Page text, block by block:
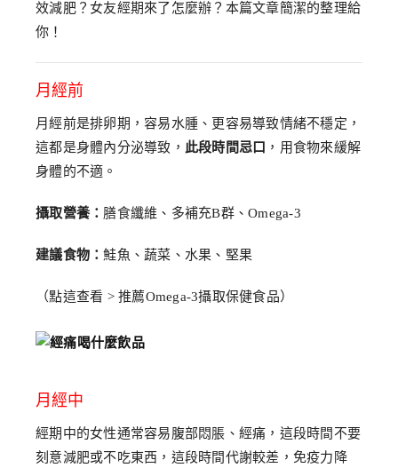
效減肥？女友經期來了怎麼辦？本篇文章簡潔的整理給
你！
月經前
月經前是排卵期，容易水腫、更容易導致情緒不穩定，
這都是身體內分泌導致， 此段時間忌口 ，用食物來緩解
身體的不適。
攝取營養： 膳食纖維、多補充B群、Omega-3
建議食物：鮭魚、蔬菜、水果、堅果
（點這查看 > 推薦Omega-3攝取保健食品）
月經中
經期中的女性通常容易腹部悶脹、經痛，這段時間不要
刻意減肥或不吃東西，這段時間代謝較差，免疫力降